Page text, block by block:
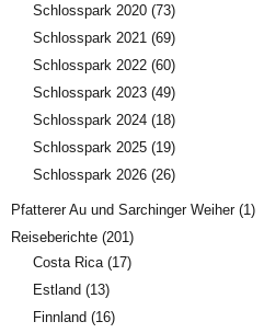
Schlosspark 2020 (73)
Schlosspark 2021 (69)
Schlosspark 2022 (60)
Schlosspark 2023 (49)
Schlosspark 2024 (18)
Schlosspark 2025 (19)
Schlosspark 2026 (26)
Pfatterer Au und Sarchinger Weiher(1)
Reiseberichte (201)
Costa Rica (17)
Estland (13)
Finnland (16)